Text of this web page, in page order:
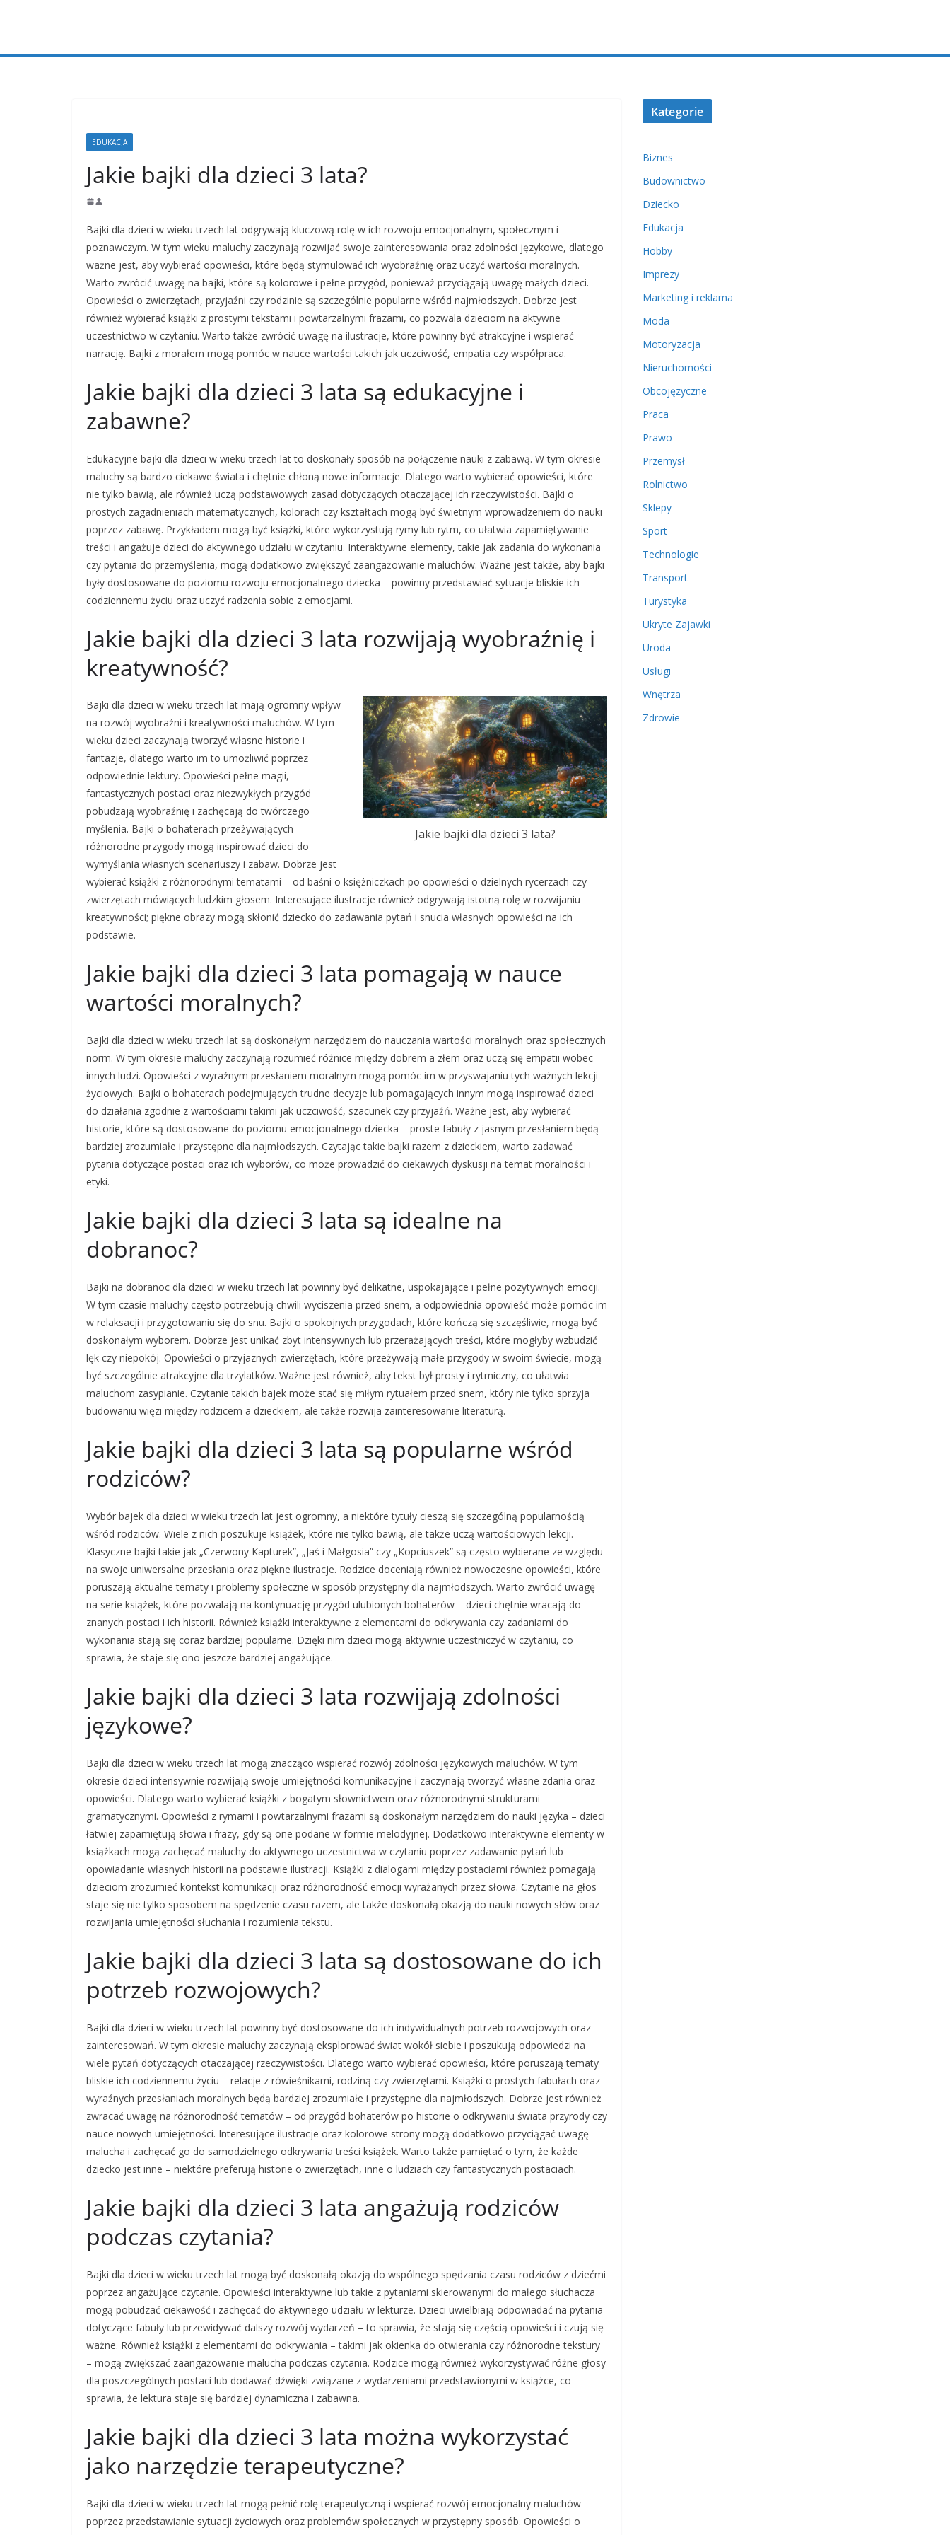
EDUKACJA
Jakie bajki dla dzieci 3 lata?
Bajki dla dzieci w wieku trzech lat odgrywają kluczową rolę w ich rozwoju emocjonalnym, społecznym i
poznawczym. W tym wieku maluchy zaczynają rozwijać swoje zainteresowania oraz zdolności językowe, dlatego
ważne jest, aby wybierać opowieści, które będą stymulować ich wyobraźnię oraz uczyć wartości moralnych.
Warto zwrócić uwagę na bajki, które są kolorowe i pełne przygód, ponieważ przyciągają uwagę małych dzieci.
Opowieści o zwierzętach, przyjaźni czy rodzinie są szczególnie popularne wśród najmłodszych. Dobrze jest
również wybierać książki z prostymi tekstami i powtarzalnymi frazami, co pozwala dzieciom na aktywne
uczestnictwo w czytaniu. Warto także zwrócić uwagę na ilustracje, które powinny być atrakcyjne i wspierać
narrację. Bajki z morałem mogą pomóc w nauce wartości takich jak uczciwość, empatia czy współpraca.
Jakie bajki dla dzieci 3 lata są edukacyjne i
zabawne?
Edukacyjne bajki dla dzieci w wieku trzech lat to doskonały sposób na połączenie nauki z zabawą. W tym okresie
maluchy są bardzo ciekawe świata i chętnie chłoną nowe informacje. Dlatego warto wybierać opowieści, które
nie tylko bawią, ale również uczą podstawowych zasad dotyczących otaczającej ich rzeczywistości. Bajki o
prostych zagadnieniach matematycznych, kolorach czy kształtach mogą być świetnym wprowadzeniem do nauki
poprzez zabawę. Przykładem mogą być książki, które wykorzystują rymy lub rytm, co ułatwia zapamiętywanie
treści i angażuje dzieci do aktywnego udziału w czytaniu. Interaktywne elementy, takie jak zadania do wykonania
czy pytania do przemyślenia, mogą dodatkowo zwiększyć zaangażowanie maluchów. Ważne jest także, aby bajki
były dostosowane do poziomu rozwoju emocjonalnego dziecka – powinny przedstawiać sytuacje bliskie ich
codziennemu życiu oraz uczyć radzenia sobie z emocjami.
Jakie bajki dla dzieci 3 lata rozwijają wyobraźnię i
kreatywność?
Jakie bajki dla dzieci 3 lata?
Bajki dla dzieci w wieku trzech lat mają ogromny wpływ
na rozwój wyobraźni i kreatywności maluchów. W tym
wieku dzieci zaczynają tworzyć własne historie i
fantazje, dlatego warto im to umożliwić poprzez
odpowiednie lektury. Opowieści pełne magii,
fantastycznych postaci oraz niezwykłych przygód
pobudzają wyobraźnię i zachęcają do twórczego
myślenia. Bajki o bohaterach przeżywających
różnorodne przygody mogą inspirować dzieci do
wymyślania własnych scenariuszy i zabaw. Dobrze jest
wybierać książki z różnorodnymi tematami – od baśni o księżniczkach po opowieści o dzielnych rycerzach czy
zwierzętach mówiących ludzkim głosem. Interesujące ilustracje również odgrywają istotną rolę w rozwijaniu
kreatywności; piękne obrazy mogą skłonić dziecko do zadawania pytań i snucia własnych opowieści na ich
podstawie.
Jakie bajki dla dzieci 3 lata pomagają w nauce
wartości moralnych?
Bajki dla dzieci w wieku trzech lat są doskonałym narzędziem do nauczania wartości moralnych oraz społecznych
norm. W tym okresie maluchy zaczynają rozumieć różnice między dobrem a złem oraz uczą się empatii wobec
innych ludzi. Opowieści z wyraźnym przesłaniem moralnym mogą pomóc im w przyswajaniu tych ważnych lekcji
życiowych. Bajki o bohaterach podejmujących trudne decyzje lub pomagających innym mogą inspirować dzieci
do działania zgodnie z wartościami takimi jak uczciwość, szacunek czy przyjaźń. Ważne jest, aby wybierać
historie, które są dostosowane do poziomu emocjonalnego dziecka – proste fabuły z jasnym przesłaniem będą
bardziej zrozumiałe i przystępne dla najmłodszych. Czytając takie bajki razem z dzieckiem, warto zadawać
pytania dotyczące postaci oraz ich wyborów, co może prowadzić do ciekawych dyskusji na temat moralności i
etyki.
Jakie bajki dla dzieci 3 lata są idealne na
dobranoc?
Bajki na dobranoc dla dzieci w wieku trzech lat powinny być delikatne, uspokajające i pełne pozytywnych emocji.
W tym czasie maluchy często potrzebują chwili wyciszenia przed snem, a odpowiednia opowieść może pomóc im
w relaksacji i przygotowaniu się do snu. Bajki o spokojnych przygodach, które kończą się szczęśliwie, mogą być
doskonałym wyborem. Dobrze jest unikać zbyt intensywnych lub przerażających treści, które mogłyby wzbudzić
lęk czy niepokój. Opowieści o przyjaznych zwierzętach, które przeżywają małe przygody w swoim świecie, mogą
być szczególnie atrakcyjne dla trzylatków. Ważne jest również, aby tekst był prosty i rytmiczny, co ułatwia
maluchom zasypianie. Czytanie takich bajek może stać się miłym rytuałem przed snem, który nie tylko sprzyja
budowaniu więzi między rodzicem a dzieckiem, ale także rozwija zainteresowanie literaturą.
Jakie bajki dla dzieci 3 lata są popularne wśród
rodziców?
Wybór bajek dla dzieci w wieku trzech lat jest ogromny, a niektóre tytuły cieszą się szczególną popularnością
wśród rodziców. Wiele z nich poszukuje książek, które nie tylko bawią, ale także uczą wartościowych lekcji.
Klasyczne bajki takie jak „Czerwony Kapturek”, „Jaś i Małgosia” czy „Kopciuszek” są często wybierane ze względu
na swoje uniwersalne przesłania oraz piękne ilustracje. Rodzice doceniają również nowoczesne opowieści, które
poruszają aktualne tematy i problemy społeczne w sposób przystępny dla najmłodszych. Warto zwrócić uwagę
na serie książek, które pozwalają na kontynuację przygód ulubionych bohaterów – dzieci chętnie wracają do
znanych postaci i ich historii. Również książki interaktywne z elementami do odkrywania czy zadaniami do
wykonania stają się coraz bardziej popularne. Dzięki nim dzieci mogą aktywnie uczestniczyć w czytaniu, co
sprawia, że staje się ono jeszcze bardziej angażujące.
Jakie bajki dla dzieci 3 lata rozwijają zdolności
językowe?
Bajki dla dzieci w wieku trzech lat mogą znacząco wspierać rozwój zdolności językowych maluchów. W tym
okresie dzieci intensywnie rozwijają swoje umiejętności komunikacyjne i zaczynają tworzyć własne zdania oraz
opowieści. Dlatego warto wybierać książki z bogatym słownictwem oraz różnorodnymi strukturami
gramatycznymi. Opowieści z rymami i powtarzalnymi frazami są doskonałym narzędziem do nauki języka – dzieci
łatwiej zapamiętują słowa i frazy, gdy są one podane w formie melodyjnej. Dodatkowo interaktywne elementy w
książkach mogą zachęcać maluchy do aktywnego uczestnictwa w czytaniu poprzez zadawanie pytań lub
opowiadanie własnych historii na podstawie ilustracji. Książki z dialogami między postaciami również pomagają
dzieciom zrozumieć kontekst komunikacji oraz różnorodność emocji wyrażanych przez słowa. Czytanie na głos
staje się nie tylko sposobem na spędzenie czasu razem, ale także doskonałą okazją do nauki nowych słów oraz
rozwijania umiejętności słuchania i rozumienia tekstu.
Jakie bajki dla dzieci 3 lata są dostosowane do ich
potrzeb rozwojowych?
Bajki dla dzieci w wieku trzech lat powinny być dostosowane do ich indywidualnych potrzeb rozwojowych oraz
zainteresowań. W tym okresie maluchy zaczynają eksplorować świat wokół siebie i poszukują odpowiedzi na
wiele pytań dotyczących otaczającej rzeczywistości. Dlatego warto wybierać opowieści, które poruszają tematy
bliskie ich codziennemu życiu – relacje z rówieśnikami, rodziną czy zwierzętami. Książki o prostych fabułach oraz
wyraźnych przesłaniach moralnych będą bardziej zrozumiałe i przystępne dla najmłodszych. Dobrze jest również
zwracać uwagę na różnorodność tematów – od przygód bohaterów po historie o odkrywaniu świata przyrody czy
nauce nowych umiejętności. Interesujące ilustracje oraz kolorowe strony mogą dodatkowo przyciągać uwagę
malucha i zachęcać go do samodzielnego odkrywania treści książek. Warto także pamiętać o tym, że każde
dziecko jest inne – niektóre preferują historie o zwierzętach, inne o ludziach czy fantastycznych postaciach.
Jakie bajki dla dzieci 3 lata angażują rodziców
podczas czytania?
Bajki dla dzieci w wieku trzech lat mogą być doskonałą okazją do wspólnego spędzania czasu rodziców z dziećmi
poprzez angażujące czytanie. Opowieści interaktywne lub takie z pytaniami skierowanymi do małego słuchacza
mogą pobudzać ciekawość i zachęcać do aktywnego udziału w lekturze. Dzieci uwielbiają odpowiadać na pytania
dotyczące fabuły lub przewidywać dalszy rozwój wydarzeń – to sprawia, że stają się częścią opowieści i czują się
ważne. Również książki z elementami do odkrywania – takimi jak okienka do otwierania czy różnorodne tekstury
– mogą zwiększać zaangażowanie malucha podczas czytania. Rodzice mogą również wykorzystywać różne głosy
dla poszczególnych postaci lub dodawać dźwięki związane z wydarzeniami przedstawionymi w książce, co
sprawia, że lektura staje się bardziej dynamiczna i zabawna.
Jakie bajki dla dzieci 3 lata można wykorzystać
jako narzędzie terapeutyczne?
Bajki dla dzieci w wieku trzech lat mogą pełnić rolę terapeutyczną i wspierać rozwój emocjonalny maluchów
poprzez przedstawianie sytuacji życiowych oraz problemów społecznych w przystępny sposób. Opowieści o
Kategorie
Biznes
Budownictwo
Dziecko
Edukacja
Hobby
Imprezy
Marketing i reklama
Moda
Motoryzacja
Nieruchomości
Obcojęzyczne
Praca
Prawo
Przemysł
Rolnictwo
Sklepy
Sport
Technologie
Transport
Turystyka
Ukryte Zajawki
Uroda
Usługi
Wnętrza
Zdrowie